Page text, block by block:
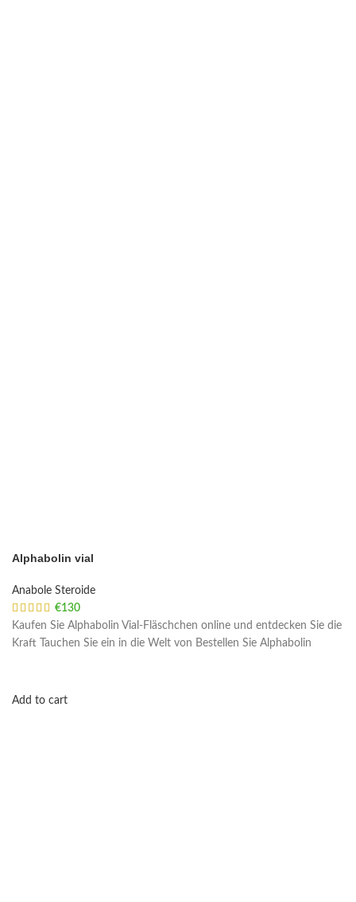
Alphabolin vial
Anabole Steroide
€130
Kaufen Sie Alphabolin Vial-Fläschchen online und entdecken Sie die
Kraft Tauchen Sie ein in die Welt von Bestellen Sie Alphabolin
Add to cart